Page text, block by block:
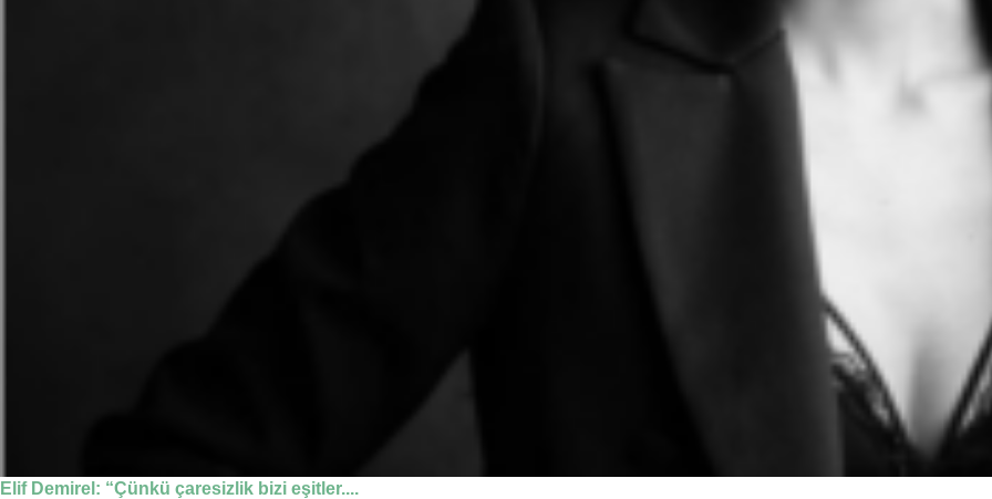
Elif Demirel: “Çünkü çaresizlik bizi eşitler....